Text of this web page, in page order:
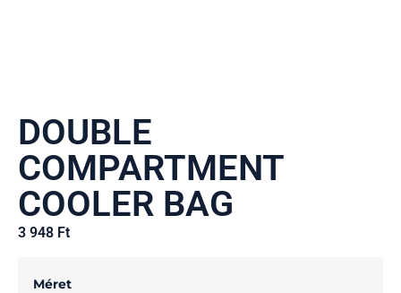
DOUBLE
COMPARTMENT
COOLER BAG
3 948 Ft
Méret